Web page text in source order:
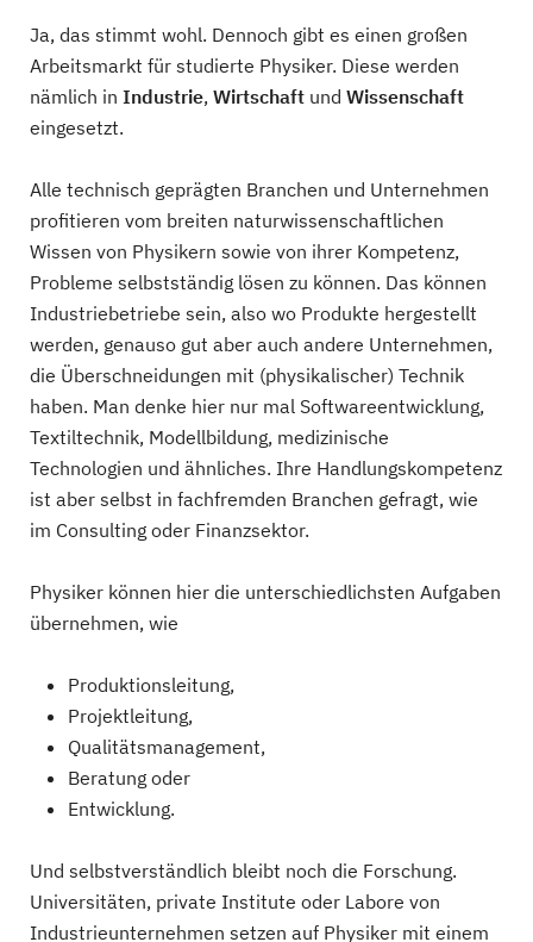
Ja, das stimmt wohl. Dennoch gibt es einen großen
Arbeitsmarkt für studierte Physiker. Diese werden
nämlich in Industrie, Wirtschaft und Wissenschaft
eingesetzt.
Alle technisch geprägten Branchen und Unternehmen
profitieren vom breiten naturwissenschaftlichen
Wissen von Physikern sowie von ihrer Kompetenz,
Probleme selbstständig lösen zu können. Das können
Industriebetriebe sein, also wo Produkte hergestellt
werden, genauso gut aber auch andere Unternehmen,
die Überschneidungen mit (physikalischer) Technik
haben. Man denke hier nur mal Softwareentwicklung,
Textiltechnik, Modellbildung, medizinische
Technologien und ähnliches. Ihre Handlungskompetenz
ist aber selbst in fachfremden Branchen gefragt, wie
im Consulting oder Finanzsektor.
Physiker können hier die unterschiedlichsten Aufgaben
übernehmen, wie
Produktionsleitung,
Projektleitung,
Qualitätsmanagement,
Beratung oder
Entwicklung.
Und selbstverständlich bleibt noch die Forschung.
Universitäten, private Institute oder Labore von
Industrieunternehmen setzen auf Physiker mit einem